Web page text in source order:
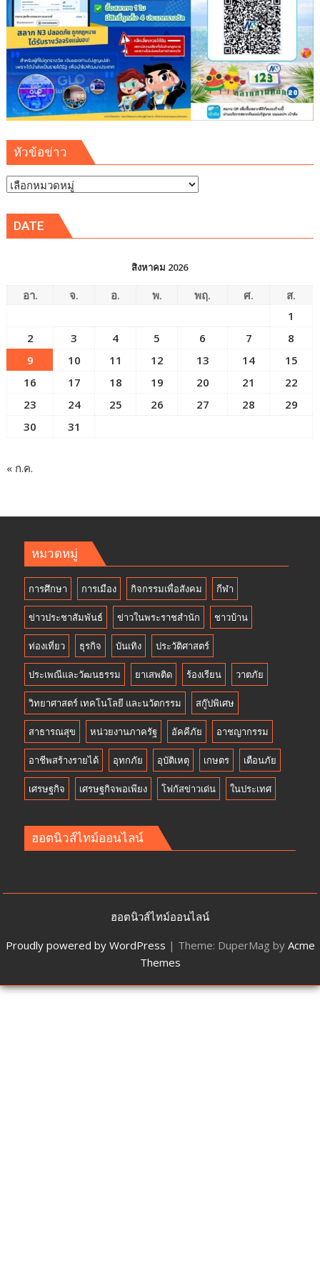
หัวข้อข่าว
หัวข้อ
DATE
สิงหาคม 2026
อา. จ. อ. พ. พฤ. ศ.
ส.
1
2
3 4 5 6 7
8
9
10 11 12 13 14
15
16
17 18 19 20 21
22
23
24 25 26 27 28
29
30
31
« ก.ค.
หมวดหมู่
การศึกษา การเมือง กิจกรรมเพื่อสังคม กีฬา
ข่าวประชาสัมพันธ์ ข่าวในพระราชสำนัก ชาวบ้าน
ท่องเที่ยว ธุรกิจ บันเทิง ประวัติศาสตร์
ประเพณีและวัฒนธรรม ยาเสพติด ร้องเรียน วาตภัย
วิทยาศาสตร์ เทคโนโลยี และนวัตกรรม สกู๊ปพิเศษ
สาธารณสุข หน่วยงานภาครัฐ อัคคีภัย อาชญากรรม
อาชีพสร้างรายได้ อุทกภัย อุบัติเหตุ เกษตร เตือนภัย
เศรษฐกิจ เศรษฐกิจพอเพียง โฟกัสข่าวเด่น ในประเทศ
ฮอตนิวส์ไทม์ออนไลน์
ฮอตนิวส์ไทม์ออนไลน์
Proudly powered by WordPress | Theme: DuperMag by Acme
Themes